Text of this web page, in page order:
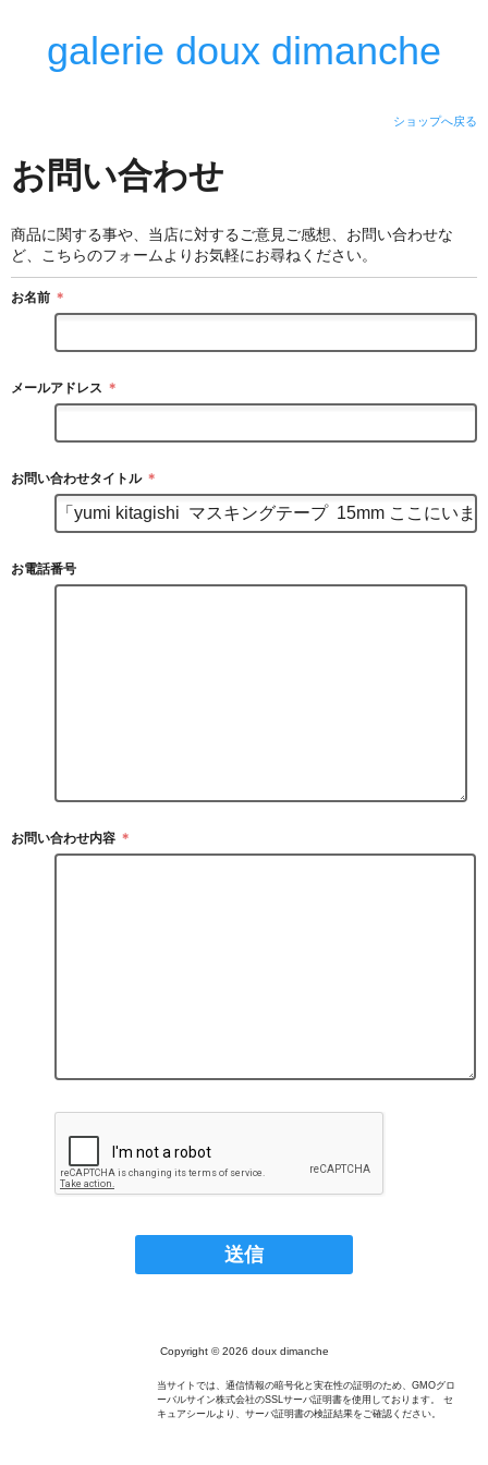
galerie doux dimanche
ショップへ戻る
お問い合わせ
商品に関する事や、当店に対するご意見ご感想、お問い合わせな
ど、こちらのフォームよりお気軽にお尋ねください。
お名前 ＊
メールアドレス ＊
お問い合わせタイトル ＊
お電話番号
お問い合わせ内容 ＊
Copyright © 2026 doux dimanche
当サイトでは、通信情報の暗号化と実在性の証明のため、GMOグロ
ーバルサイン株式会社のSSLサーバ証明書を使用しております。 セ
キュアシールより、サーバ証明書の検証結果をご確認ください。